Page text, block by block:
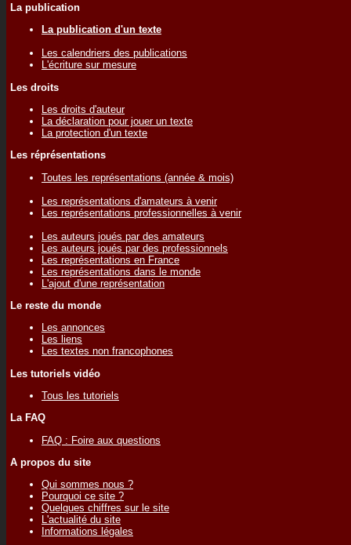
La publication
La publication d'un texte
Les calendriers des publications
L'écriture sur mesure
Les droits
Les droits d'auteur
La déclaration pour jouer un texte
La protection d'un texte
Les réprésentations
Toutes les représentations (année & mois)
Les représentations d'amateurs à venir
Les représentations professionnelles à venir
Les auteurs joués par des amateurs
Les auteurs joués par des professionnels
Les représentations en France
Les représentations dans le monde
L'ajout d'une représentation
Le reste du monde
Les annonces
Les liens
Les textes non francophones
Les tutoriels vidéo
Tous les tutoriels
La FAQ
FAQ : Foire aux questions
A propos du site
Qui sommes nous ?
Pourquoi ce site ?
Quelques chiffres sur le site
L'actualité du site
Informations légales